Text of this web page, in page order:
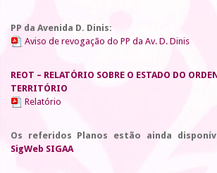
PP da Avenida D. Dinis:
Aviso de revogação do PP da Av. D. Dinis
REOT – RELATÓRIO SOBRE O ESTADO DO
TERRITÓRIO
Relatório
Os referidos Planos estão ainda
SigWeb SIGAA